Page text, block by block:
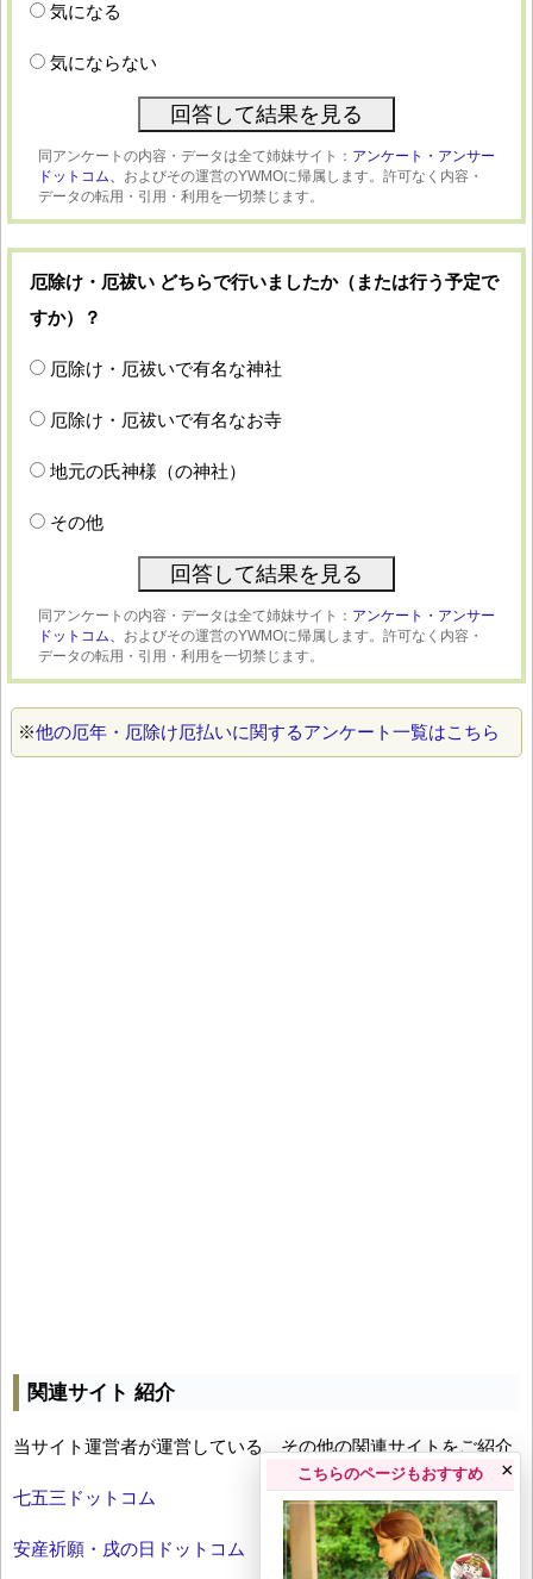
気になる
気にならない
同アンケートの内容・データは全て姉妹サイト： アンケート・アンサー
ドットコム、 およびその運営のYWMOに帰属します。許可なく内容・
データの転用・引用・利用を一切禁じます。
厄除け・厄祓い どちらで行いましたか（または行う予定で
すか）？
厄除け・厄祓いで有名な神社
厄除け・厄祓いで有名なお寺
地元の氏神様（の神社）
その他
同アンケートの内容・データは全て姉妹サイト： アンケート・アンサー
ドットコム、 およびその運営のYWMOに帰属します。許可なく内容・
データの転用・引用・利用を一切禁じます。
※他の厄年・厄除け厄払いに関するアンケート一覧はこちら
関連サイト 紹介
当サイト運営者が運営している、その他の関連サイトをご紹介
七五三ドットコム
安産祈願・戌の日ドットコム
こちらのページもおすすめ ×